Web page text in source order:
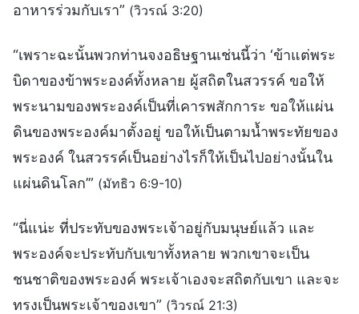
อาหารร่วมกับเรา” (วิวรณ์ 3:20)
“เพราะฉะนั้นพวกท่านจงอธิษฐานเช่นนี้ว่า ‘ข้าแต่พระ
บิดาของข้าพระองค์ทั้งหลาย ผู้สถิตในสวรรค์ ขอให้
พระนามของพระองค์เป็นที่เคารพสักการะ ขอให้แผ่น
ดินของพระองค์มาตั้งอยู่ ขอให้เป็นตามน้ำพระทัยของ
พระองค์ ในสวรรค์เป็นอย่างไรก็ให้เป็นไปอย่างนั้นใน
แผ่นดินโลก’” (มัทธิว 6:9-10)
“นี่แน่ะ ที่ประทับของพระเจ้าอยู่กับมนุษย์แล้ว และ
พระองค์จะประทับกับเขาทั้งหลาย พวกเขาจะเป็น
ชนชาติของพระองค์ พระเจ้าเองจะสถิตกับเขา และจะ
ทรงเป็นพระเจ้าของเขา” (วิวรณ์ 21:3)